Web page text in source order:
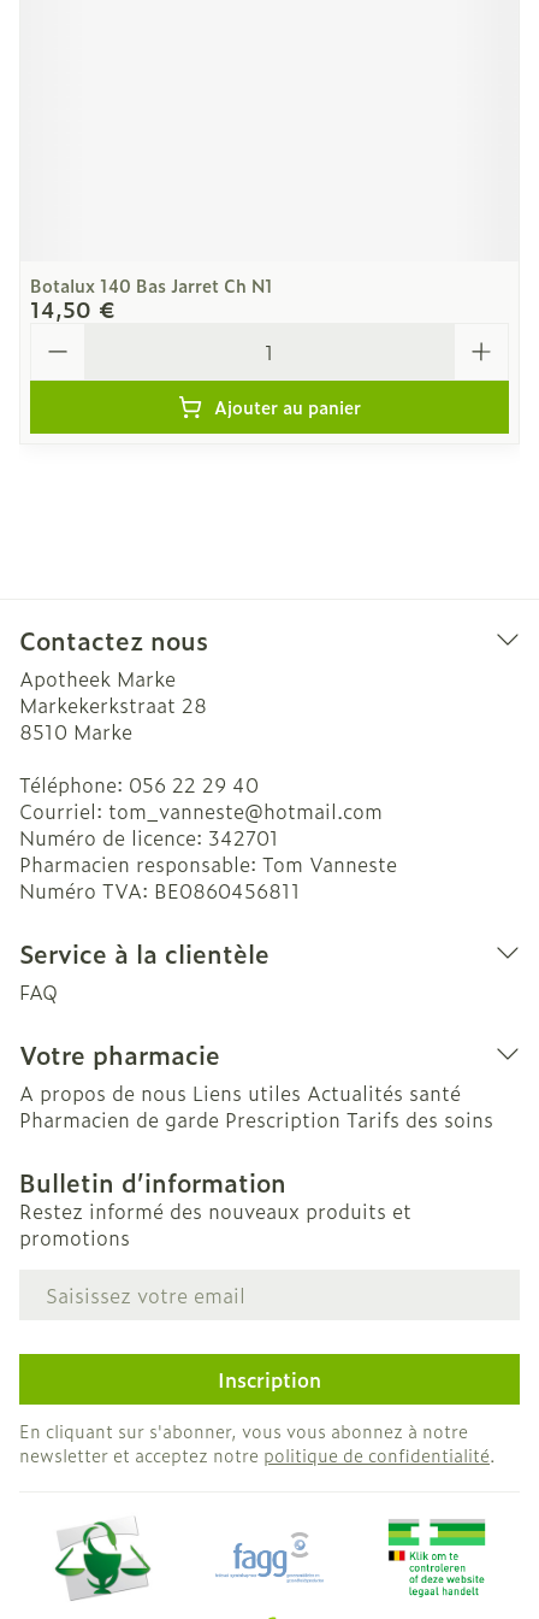
Botalux 140 Bas Jarret Ch N1
14,50 €
Ajouter au panier
Contactez nous
Apotheek Marke
Markekerkstraat 28
8510 Marke
Téléphone: 056 22 29 40
Courriel: tom_vanneste@hotmail.com
Numéro de licence: 342701
Pharmacien responsable: Tom Vanneste
Numéro TVA: BE0860456811
Service à la clientèle
FAQ
Votre pharmacie
A propos de nous Liens utiles Actualités santé
Pharmacien de garde Prescription Tarifs des soins
Bulletin d’information
Restez informé des nouveaux produits et
promotions
Adresse mail
Inscription
En cliquant sur s'abonner, vous vous abonnez à notre
newsletter et acceptez notre politique de confidentialité.